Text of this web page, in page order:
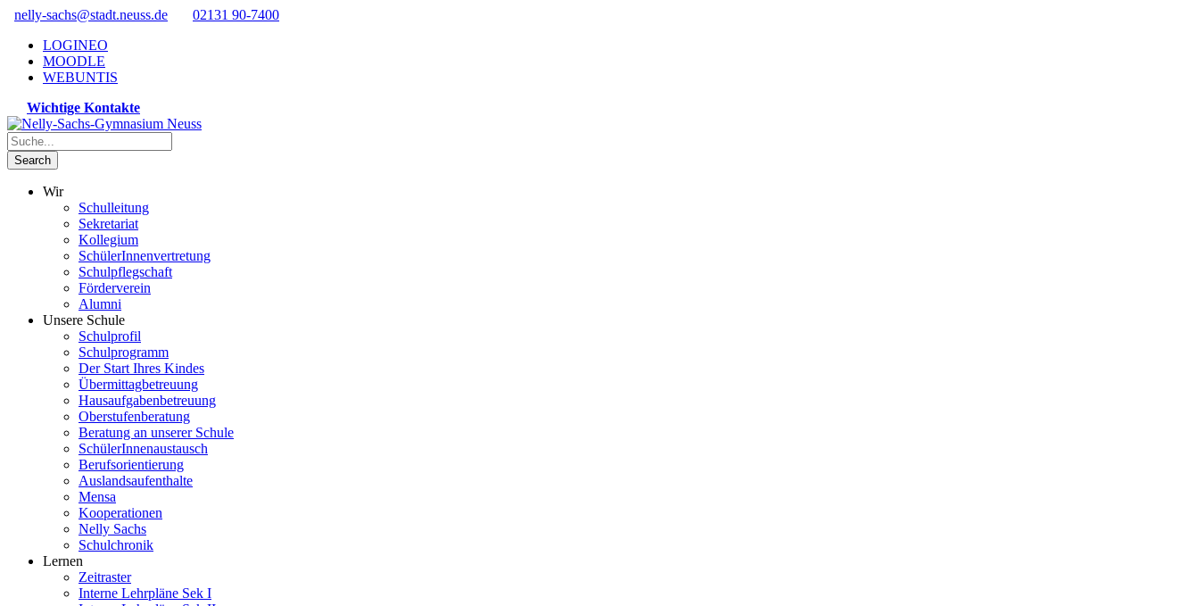
nelly-sachs@stadt.neuss.de
02131 90-7400
LOGINEO
MOODLE
WEBUNTIS
Wichtige Kontakte
Wir
Schulleitung
Sekretariat
Kollegium
SchülerInnenvertretung
Schulpflegschaft
Förderverein
Alumni
Unsere Schule
Schulprofil
Schulprogramm
Der Start Ihres Kindes
Übermittagbetreuung
Hausaufgabenbetreuung
Oberstufenberatung
Beratung an unserer Schule
SchülerInnenaustausch
Berufsorientierung
Auslandsaufenthalte
Mensa
Kooperationen
Nelly Sachs
Schulchronik
Lernen
Zeitraster
Interne Lehrpläne Sek I